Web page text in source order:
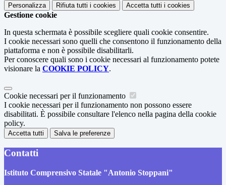
Personalizza Rifiuta tutti i cookies Accetta tutti i cookies
Gestione cookie
In questa schermata è possibile scegliere quali cookie consentire.
I cookie necessari sono quelli che consentono il funzionamento della
piattaforma e non è possibile disabilitarli.
Per conoscere quali sono i cookie necessari al funzionamento potete
visionare la COOKIE POLICY.
Cookie necessari per il funzionamento
I cookie necessari per il funzionamento non possono essere
disabilitati. È possibile consultare l'elenco nella pagina della cookie
policy.
Accetta tutti Salva le preferenze
Contatti
Istituto Comprensivo Statale "Antonio Stoppani"